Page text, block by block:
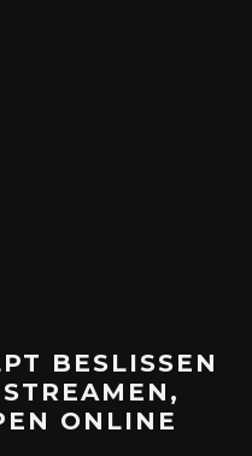
BESLISSEN
ONLINE